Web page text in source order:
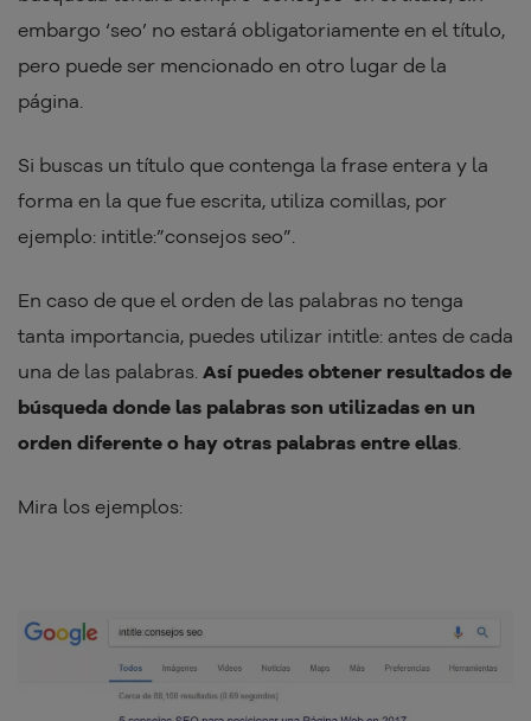
embargo ‘seo’ no estará obligatoriamente en el título,
pero puede ser mencionado en otro lugar de la
página.
Si buscas un título que contenga la frase entera y la
forma en la que fue escrita, utiliza comillas, por
ejemplo: intitle:”consejos seo”.
En caso de que el orden de las palabras no tenga
tanta importancia, puedes utilizar intitle: antes de cada
una de las palabras. Así puedes obtener resultados de
búsqueda donde las palabras son utilizadas en un
orden diferente o hay otras palabras entre ellas
Mira los ejemplos: